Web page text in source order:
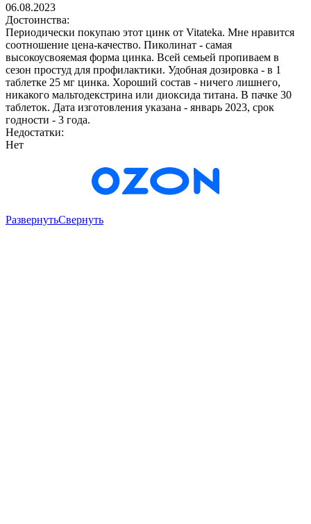
06.08.2023
Достоинства:
Периодически покупаю этот цинк от Vitateka. Мне нравится
соотношение цена-качество. Пиколинат - самая
высокоусвояемая форма цинка. Всей семьей пропиваем в
сезон простуд для профилактики. Удобная дозировка - в 1
таблетке 25 мг цинка. Хороший состав - ничего лишнего,
никакого мальтодекстрина или диоксида титана. В пачке 30
таблеток. Дата изготовления указана - январь 2023, срок
годности - 3 года.
Недостатки:
Нет
РазвернутьСвернуть